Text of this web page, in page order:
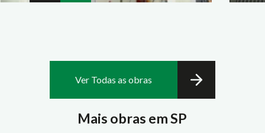
Mais obras em SP
Ver Todas as obras